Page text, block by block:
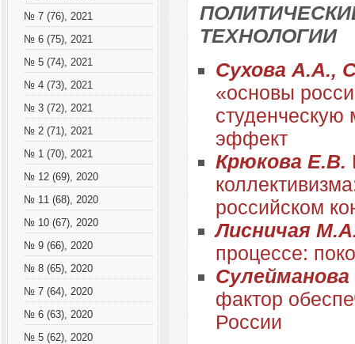
№ 7 (76), 2021
№ 6 (75), 2021
№ 5 (74), 2021
№ 4 (73), 2021
№ 3 (72), 2021
№ 2 (71), 2021
№ 1 (70), 2021
№ 12 (69), 2020
№ 11 (68), 2020
№ 10 (67), 2020
№ 9 (66), 2020
№ 8 (65), 2020
№ 7 (64), 2020
№ 6 (63), 2020
№ 5 (62), 2020
ТЕХНОЛОГИИ
Сухова А.А.,
«основы
студенческую
эффект
Крюкова Е.В.
российском
Лисничая
процессе:
фактор
России